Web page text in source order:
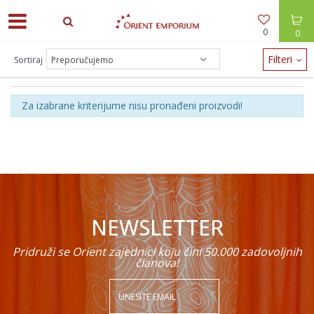
0
0
BEZ RUKAVA
Sortiraj Filteri
Za izabrane kriterijume nisu pronađeni proizvodi!
NEWSLETTER
Pridruži se Orient zajednici koju čini 50.000 zadovoljnih
članova!